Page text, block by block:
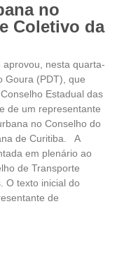
no
Coletivo da
aprovou, nesta quarta-
Goura (PDT), que
Estadual das
de um representante
no Conselho do
de Curitiba. A
em plenário ao
de Transporte
O texto inicial do
de